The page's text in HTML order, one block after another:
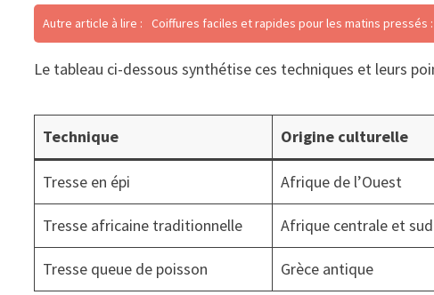
Autre article à lire : Coiffures faciles et rapides pour les matins pressés
Le tableau ci-dessous synthétise ces techniques et leurs
Technique Origine culturelle
Tresse en épi Afrique de l’Ouest
Tresse africaine traditionnelle Afrique centrale et sud
Tresse queue de poisson Grèce antique